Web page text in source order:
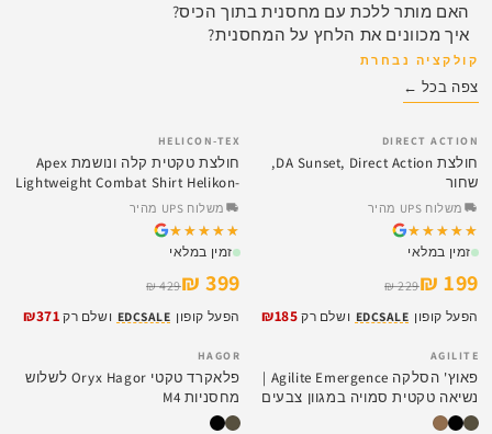
האם מותר ללכת עם מחסנית בתוך הכיס?
איך מכוונים את הלחץ על המחסנית?
קולקציה נבחרת
צפה בכל ←
SALE
DIRECT ACTION
חולצת DA Sunset, Direct Action,
שחור
משלוח UPS מהיר
★★★★★
★★★★★
זמין במלאי
199 ₪
229 ₪
הפעל קופון EDCSALE ושלם רק ₪185
SALE
HELICON-TEX
חולצת טקטית קלה ונושמת Apex
Lightweight Combat Shirt Helikon-
Texמשלוח UPS מהיר
★★★★★
★★★★★
זמין במלאי
399 ₪
429 ₪
הפעל קופון EDCSALE ושלם רק ₪371
SALE
AGILITE
פאוץ' הסלקה Agilite Emergence |
נשיאה טקטית סמויה במגוון צבעים
SALE
HAGOR
פלאקרד טקטי Oryx Hagor לשלוש
מחסניות M4